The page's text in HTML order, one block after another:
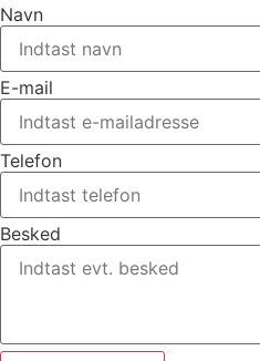
Navn
E-mail
Telefon
Besked